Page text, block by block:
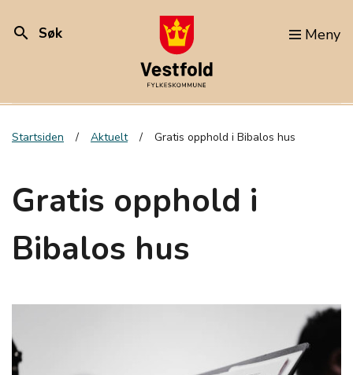
search Søk Meny
Startsiden Aktuelt Gratis opphold i Bibalos hus
Gratis opphold i
Bibalos hus